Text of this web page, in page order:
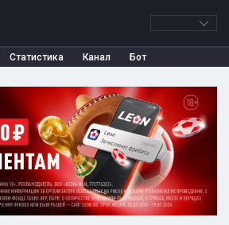
Статистика Канал Бот